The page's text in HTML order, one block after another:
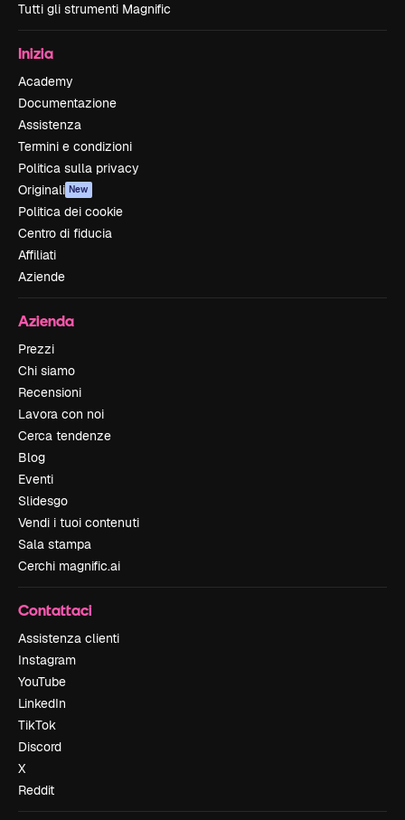
Tutti gli strumenti Magnific
Inizia
Academy
Documentazione
Assistenza
Termini e condizioni
Politica sulla privacy
Originali New
Politica dei cookie
Centro di fiducia
Affiliati
Aziende
Azienda
Prezzi
Chi siamo
Recensioni
Lavora con noi
Cerca tendenze
Blog
Eventi
Slidesgo
Vendi i tuoi contenuti
Sala stampa
Cerchi magnific.ai
Contattaci
Assistenza clienti
Instagram
YouTube
LinkedIn
TikTok
Discord
X
Reddit